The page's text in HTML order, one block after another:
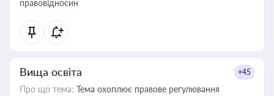
правовідносин
Вища освіта +45
Про що тема: Тема охоплює правове регулювання